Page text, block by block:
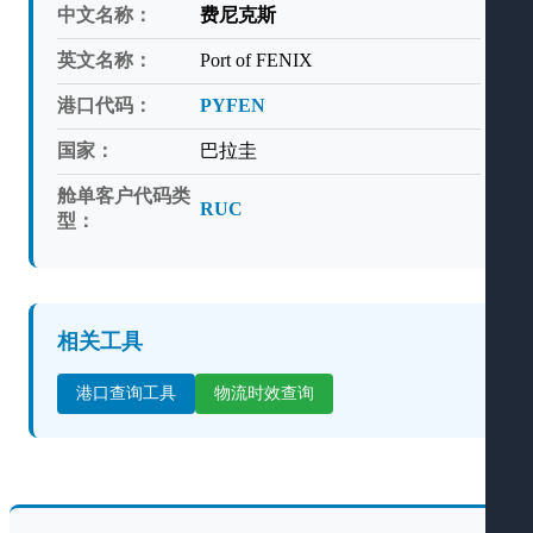
中文名称： 费尼克斯
英文名称： Port of FENIX
港口代码： PYFEN
国家： 巴拉圭
舱单客户代码类
型：
RUC
相关工具
港口查询工具 物流时效查询